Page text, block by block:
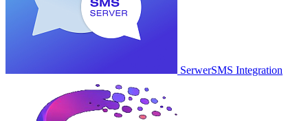
SerwerSMS Integration